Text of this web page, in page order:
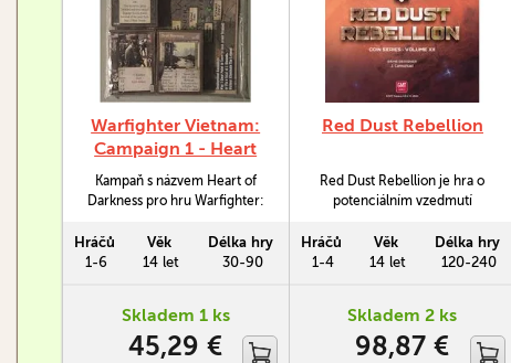
Warfighter Vietnam:
Campaign 1 - Heart
of Darkness
Kampaň s názvem Heart of
Darkness pro hru Warfighter:
Hráčů
1-6
Věk
14 let
Délka hry
30-90
Skladem 1 ks
45,29 €
Red Dust Rebellion
Red Dust Rebellion je hra o
potenciálním vzedmutí
Marsu během 50. let 23.
století.
Hráčů
1-4
Věk
14 let
Délka hry
120-240
Skladem 2 ks
98,87 €